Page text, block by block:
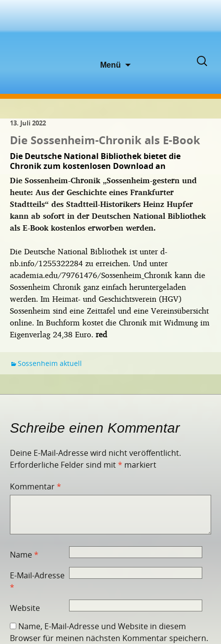
Menü
Suchen
13. Juli 2022
Die Sossenheim-Chronik als E-Book
Die Deutsche National Bibliothek bietet die
Chronik zum kostenlosen Download an
Die Sossenheim-Chronik „Sossenheim-gestern und
heute: Aus der Geschichte eines Frankfurter
Stadtteils“ des Stadtteil-Historikers Heinz Hupfer
kann ab sofort in der Deutschen National Bibliothek
als E-Book kostenlos erworben werden.
Die Deutsche National Bibliothek ist unter d-
nb.info/1255322284 zu erreichen. Und unter
academia.edu/79761476/Sossenheim_Chronik kann die
Sossenheim Chronik ganz einfach heruntergeladen
werden. Im Heimat- und Geschichtsverein (HGV)
Sossenheim sind eine Zeittafel und eine Vereinsübersicht
online. In Buchform kostet die Chronik mit Widmung im
Eigenverlag 24,38 Euro. red
Sossenheim aktuell
Schreibe einen Kommentar
Deine E-Mail-Adresse wird nicht veröffentlicht.
Erforderliche Felder sind mit* markiert
Kommentar*
Name*
E-Mail-Adresse
*
Website
Name, E-Mail-Adresse und Website in diesem
Browser für meinen nächsten Kommentar speichern.